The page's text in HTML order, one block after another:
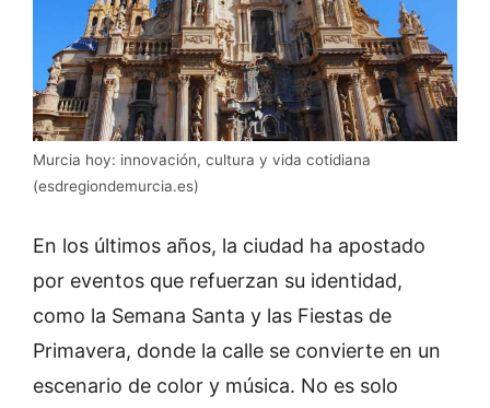
Murcia hoy: innovación, cultura y vida cotidiana
(esdregiondemurcia.es)
En los últimos años, la ciudad ha apostado
por eventos que refuerzan su identidad,
como la Semana Santa y las Fiestas de
Primavera, donde la calle se convierte en un
escenario de color y música. No es solo